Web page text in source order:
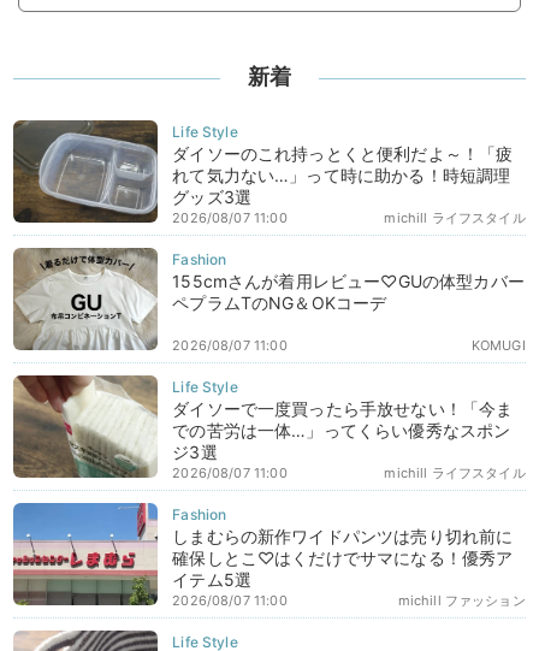
新着
ダイソーのこれ持っとくと便利だよ～！「疲
れて気力ない…」って時に助かる！時短調理
グッズ3選
michill ライフスタイル
2026/08/07 11:00
155cmさんが着用レビュー♡GUの体型カバー
ペプラムTのNG＆OKコーデ
KOMUGI
2026/08/07 11:00
ダイソーで一度買ったら手放せない！「今ま
での苦労は一体…」ってくらい優秀なスポン
ジ3選
michill ライフスタイル
2026/08/07 11:00
しまむらの新作ワイドパンツは売り切れ前に
確保しとこ♡はくだけでサマになる！優秀ア
イテム5選
michill ファッション
2026/08/07 11:00